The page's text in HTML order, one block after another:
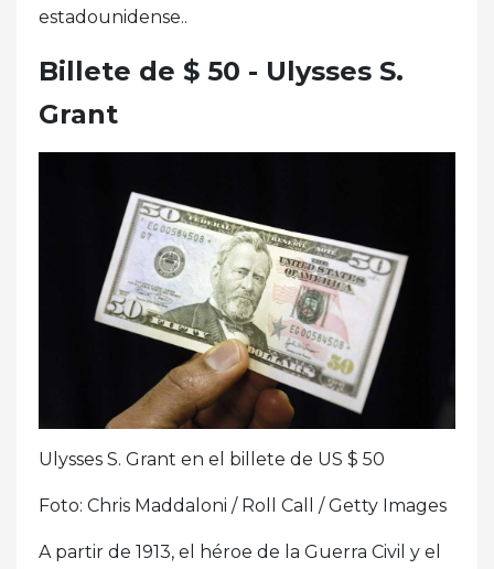
estadounidense..
Billete de $ 50 - Ulysses S.
Grant
Ulysses S. Grant en el billete de US $ 50
Foto: Chris Maddaloni / Roll Call / Getty Images
A partir de 1913, el héroe de la Guerra Civil y el